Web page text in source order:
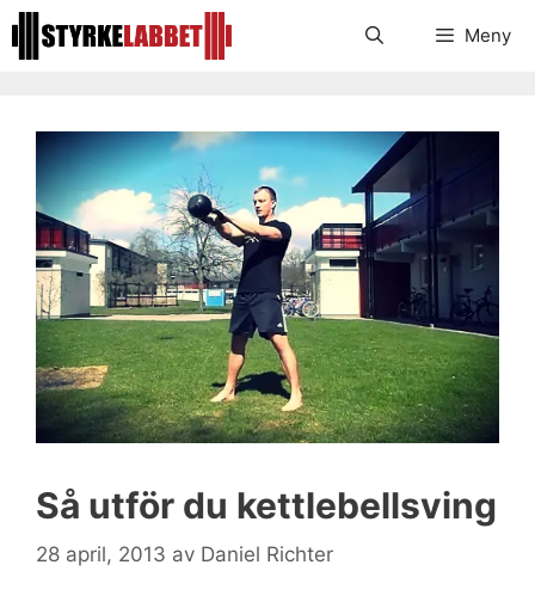
Hoppa
till
Meny
Så utför du kettlebellsving
28 april, 2013 av Daniel Richter